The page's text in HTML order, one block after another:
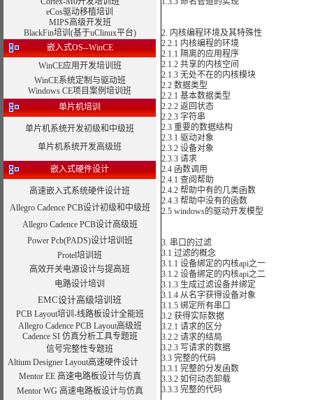
eCos驱动移植培训
MIPS高级开发班
BlackFin培训(基于uClinux平台)
嵌入式OS--WinCE
WinCE应用开发培训班
WinCE系统定制与驱动班
Windows CE项目案例培训班
单片机培训
单片机系统开发初级和中级班
单片机系统开发高级班
嵌入式硬件设计
高速嵌入式系统硬件设计班
Allegro Cadence PCB设计初级和中级班
Allegro Cadence PCB设计高级班
Power Pcb(PADS)设计培训班
Protel培训班
高效开关电源设计与提高班
电路设计培训
EMC设计高级培训班
PCB Layout培训-线路板设计全能班
Allegro Cadence PCB Layout高级班
Cadence SI 仿真分析工具专题班
信号完整性专题班
Altium Designer Layout高速硬件设计
Mentor EE 高速电路板设计与仿真
Mentor WG 高速电路板设计与仿真
2. 内核编程环境及其特殊性
2.2.1 内核编程的环境
2.1.1 隔离的应用程序
2.1.2 共享的内核空间
2.1.3 无处不在的内核模块
2.2 数据类型
2.2.1 基本数据类型
2.2.2 返回状态
2.2.3 字符串
2.3 重要的数据结构
2.3.1 驱动对象
2.3.2 设备对象
2.3.3 请求
2.4 函数调用
2.4.1 查阅帮助
2.4.2 帮助中有的几类函数
2.4.3 帮助中没有的函数
2.5 windows的驱动开发模型
3. 串口的过滤
3.1 过滤的概念
3.1.1 设备绑定的内核api之一
3.1.2 设备绑定的内核api之二
3.1.3 生成过滤设备并绑定
3.1.4 从名字获得设备对象
3.1.5 绑定所有串口
3.2 获得实际数据
3.2.1 请求的区分
3.2.2 请求的结局
3.2.3 写请求的数据
3.3 完整的代码
3.3.1 完整的分发函数
3.3.2 如何动态卸载
3.3.3 完整的代码